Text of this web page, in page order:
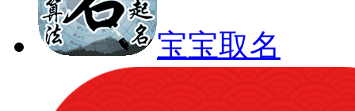
宝宝取名